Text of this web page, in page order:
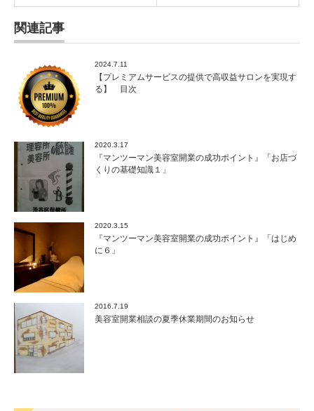
関連記事
2024.7.11
【プレミアムサービスの提供で高収益サロンを実現す
る】 目次
2020.3.17
『マンツーマン美容室開業の成功ポイント』「お店づ
くりの基礎知識１」
2020.3.15
『マンツーマン美容室開業の成功ポイント』「はじめ
に６」
2016.7.19
美容室開業相談の夏季休業期間のお知らせ